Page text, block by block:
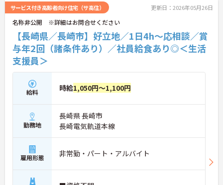
す。社内研修やキャリアパス制度も整っており、ス
キルアップを目指したい方にも最適です。ご興味の
ある方には、面接対策ポイントなど、さらに詳細を
お話ししますのでお気軽にご相談ください！
サービス付き高齢者向け住宅（サ高住） 更新日：2026年05月26日
名称非公開 ※詳細はお問合せください
【長崎県／長崎市】好立地／1日4h～応相談／賞
与年2回（諸条件あり）／社員給食あり◎＜生活
支援員＞
給料 時給1,050円～1,100円
勤務地
長崎県 長崎市
長崎電気軌道本線
雇用形態 非常勤・パート・アルバイト